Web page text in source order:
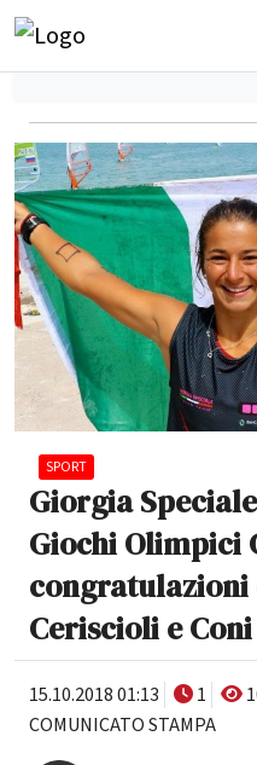
SPORT
Giorgia
Giochi Olimpici
congratulazioni
Ceriscioli e Coni
15.10.2018 01:13 1
COMUNICATO STAMPA